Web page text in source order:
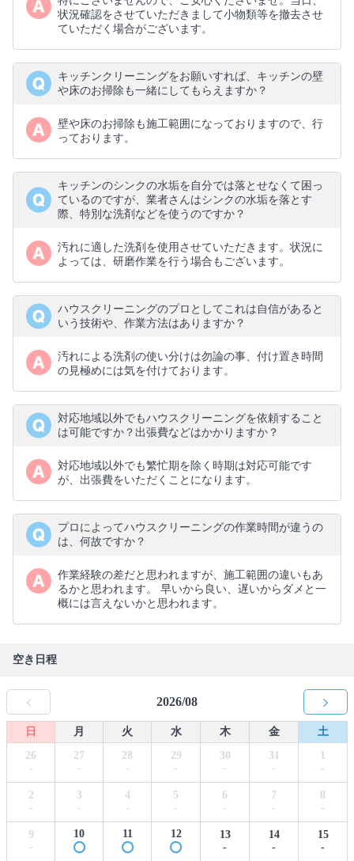
状況確認をさせていただきまして小物類等を撤去させ
ていただく場合がございます。
キッチンクリーニングをお願いすれば、キッチンの壁
や床のお掃除も一緒にしてもらえますか？
壁や床のお掃除も施工範囲になっておりますので、行
っております。
キッチンのシンクの水垢を自分では落とせなくて困っ
ているのですが、業者さんはシンクの水垢を落とす
際、特別な洗剤などを使うのですか？
汚れに適した洗剤を使用させていただきます。状況に
よっては、研磨作業を行う場合もございます。
ハウスクリーニングのプロとしてこれは自信があると
いう技術や、作業方法はありますか？
汚れによる洗剤の使い分けは勿論の事、付け置き時間
の見極めには気を付けております。
対応地域以外でもハウスクリーニングを依頼すること
は可能ですか？出張費などはかかりますか？
対応地域以外でも繁忙期を除く時期は対応可能です
が、出張費をいただくことになります。
プロによってハウスクリーニングの作業時間が違うの
は、何故ですか？
作業経験の差だと思われますが、施工範囲の違いもあ
るかと思われます。 早いから良い、遅いからダメと一
概には言えないかと思われます。
空き日程
2026/08
日 月 火 水 木 金
土
26
-
27
-
28
-
29
-
30
-
31
-
1
-
2
-
3
-
4
-
5
-
6
-
7
-
8
-
9
-
10 11 12
13
-
14
-
15
-